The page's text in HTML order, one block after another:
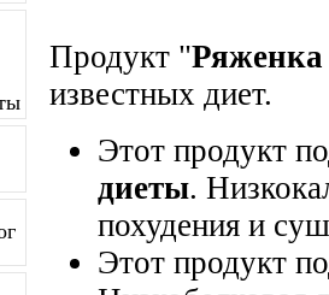
Продукт "
известных диет.
Этот продукт
диеты.
похудения и
Этот продукт